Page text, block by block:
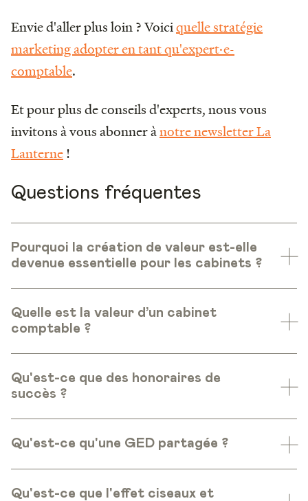
Envie d'aller plus loin ? Voiciquelle stratégie
marketing adopter en tant qu'expert·e-
comptable.
Et pour plus de conseils d'experts, nous vous
invitons à vous abonner ànotre newsletter La
Lanterne!
Questions fréquentes
Pourquoi la création de valeur est-elle
devenue essentielle pour les cabinets ?
Quelle est la valeur d’un cabinet
comptable ?
Qu'est-ce que des honoraires de
succès ?
Qu'est-ce qu'une GED partagée ?
Qu'est-ce que l'effet ciseaux et